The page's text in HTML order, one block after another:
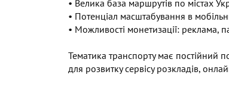
• Велика база маршрутів по містах
• Потенціал масштабування в
• Можливості монетизації: реклама,
Тематика транспорту має постійний
для розвитку сервісу розкладів,